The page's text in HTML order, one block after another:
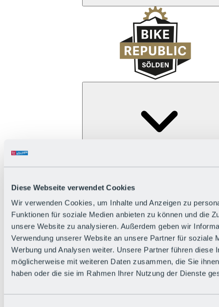
Diese Webseite verwendet Cookies
Wir verwenden Cookies, um Inhalte und Anzeigen zu
Funktionen für soziale Medien anbieten zu können und die
unsere Website zu analysieren. Außerdem geben wir
Verwendung unserer Website an unsere Partner für soziale
Werbung und Analysen weiter. Unsere Partner führen diese
möglicherweise mit weiteren Daten zusammen, die Sie
haben oder die sie im Rahmen Ihrer Nutzung der Dienste
Bürger:in werden
Bikepark-Rules
Bikepark-Partnerschaften
Nachhaltigkeit in der BRS
Bikepark & Tickets